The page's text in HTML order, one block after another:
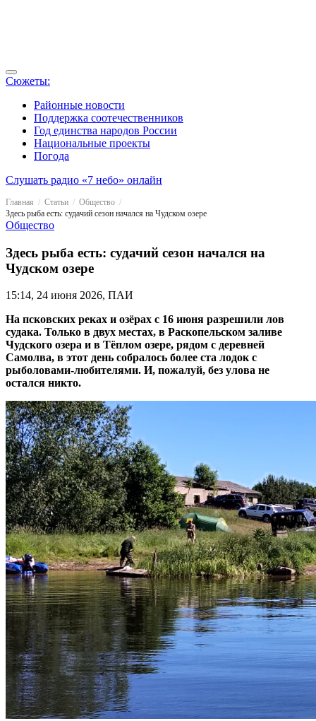
Сюжеты:
Районные новости
Поддержка соотечественников
Год единства народов России
Национальные проекты
Погода
Слушать радио «7 небо» онлайн
Главная Статьи
Общество
Здесь рыба есть: судачий сезон начался на Чудском озере
Общество
Здесь рыба есть: судачий сезон начался на
Чудском озере
15:14, 24 июня 2026, ПАИ
На псковских реках и озёрах с 16 июня разрешили лов
судака. Только в двух местах, в Раскопельском заливе
Чудского озера и в Тёплом озере, рядом с деревней
Самолва, в этот день собралось более ста лодок с
рыболовами-любителями. И, пожалуй, без улова не
остался никто.